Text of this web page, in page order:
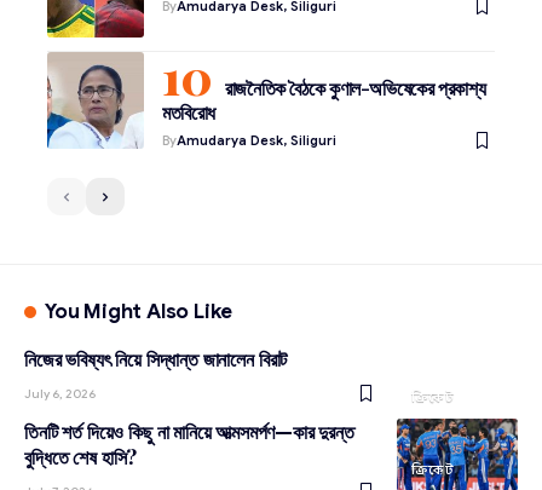
ByAmudarya Desk, Siliguri
রাজনৈতিক বৈঠকে কুণাল-অভিষেকের প্রকাশ্য
মতবিরোধ
ByAmudarya Desk, Siliguri
You Might Also Like
ক্রিকেট
নিজের ভবিষ্যৎ নিয়ে সিদ্ধান্ত জানালেন বিরাট
July 6, 2026
ক্রিকেট
তিনটি শর্ত দিয়েও কিছু না মানিয়ে আত্মসমর্পণ—কার দুরন্ত
বুদ্ধিতে শেষ হাসি?